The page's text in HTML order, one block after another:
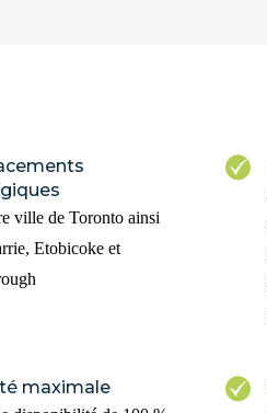
ville de Toronto ainsi
Etobicoke et
maximale